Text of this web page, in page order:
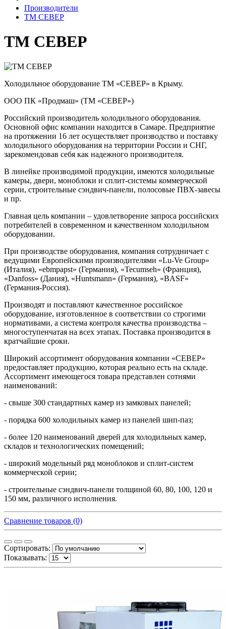
Производители
ТМ СЕВЕР
ТМ СЕВЕР
Холодильное оборудование ТМ «СЕВЕР» в Крыму.
ООО ПК «Продмаш» (ТМ «СЕВЕР»)
Российский производитель холодильного оборудования.
Основной офис компании находится в Самаре. Предприятие
на протяжении 16 лет осуществляет производство и поставку
холодильного оборудования на территории России и СНГ,
зарекомендовав себя как надежного производителя.
В линейке производимой продукции, имеются холодильные
камеры, двери, моноблоки и сплит-системы коммерческой
серии, строительные сэндвич-панели, полосовые ПВХ-завесы
и пр.
Главная цель компании – удовлетворение запроса российских
потребителей в современном и качественном холодильном
оборудовании.
При производстве оборудования, компания сотрудничает с
ведущими Европейскими производителями «Lu-Ve Group»
(Италия), «ebmpapst» (Германия), «Tecumseh» (Франция),
«Danfoss» (Дания), «Huntsmann» (Германия), «BASF»
(Германия-Россия).
Производят и поставляют качественное российское
оборудование, изготовленное в соответствии со строгими
нормативами, а система контроля качества производства –
многоступенчатая на всех этапах. Поставка производится в
кратчайшие сроки.
Широкий ассортимент оборудования компании «СЕВЕР»
предоставляет продукцию, которая реально есть на складе.
Ассортимент имеющегося товара представлен сотнями
наименований:
- свыше 300 стандартных камер из замковых панелей;
- порядка 600 холодильных камер из панелей шип-паз;
- более 120 наименований дверей для холодильных камер,
складов и технологических помещений;
- широкий модельный ряд моноблоков и сплит-систем
коммерческой серии;
- строительные сэндвич-панели толщиной 60, 80, 100, 120 и
150 мм, различного исполнения.
Сравнение товаров (0)
Сортировать:
Показывать: